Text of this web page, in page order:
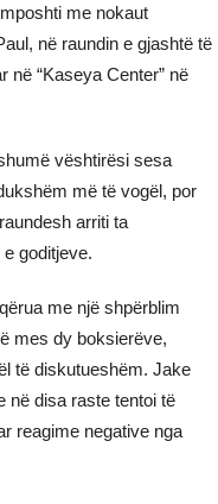
me nokaut
në raundin e gjashtë të
në “Kaseya Center” në
vështirësi sesa
më të vogël, por
arriti ta
goditjeve.
me një shpërblim
mes dy boksierëve,
të diskutueshëm. Jake
në disa raste tentoi të
reagime negative nga